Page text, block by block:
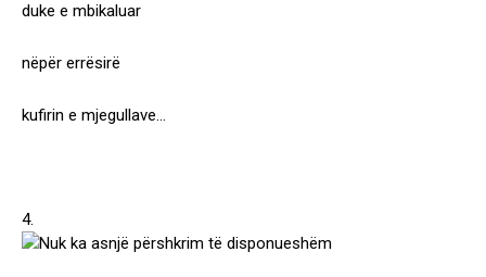
duke e mbikaluar
nëpër errësirë
kufirin e mjegullave…
4.